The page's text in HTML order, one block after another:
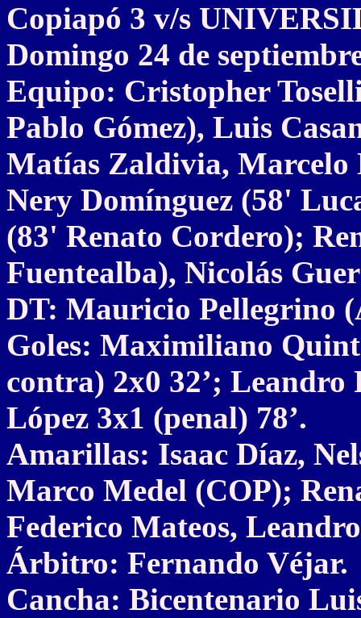
Copiapó 3 v/s
Domingo 24 de
Equipo: Cristopher
Pablo Gómez), Luis
Matías Zaldivia, Marcelo
Nery Domínguez (58'
(83' Renato Cordero);
Fuentealba), Nicolás
DT: Mauricio Pellegrino
Goles: Maximiliano
contra) 2x0 32’; Leandro
López 3x1 (penal) 78’.
Amarillas: Isaac Díaz,
Marco Medel (COP);
Federico Mateos,
Árbitro: Fernando Véjar.
Cancha: Bicentenario